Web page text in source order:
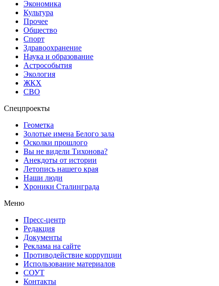
Экономика
Культура
Прочее
Общество
Спорт
Здравоохранение
Наука и образование
Астрособытия
Экология
ЖКХ
СВО
Спецпроекты
Геометка
Золотые имена Белого зала
Осколки прошлого
Вы не видели Тихонова?
Анекдоты от истории
Летопись нашего края
Наши люди
Хроники Сталинграда
Меню
Пресс-центр
Редакция
Документы
Реклама на сайте
Противодействие коррупции
Использование материалов
СОУТ
Контакты